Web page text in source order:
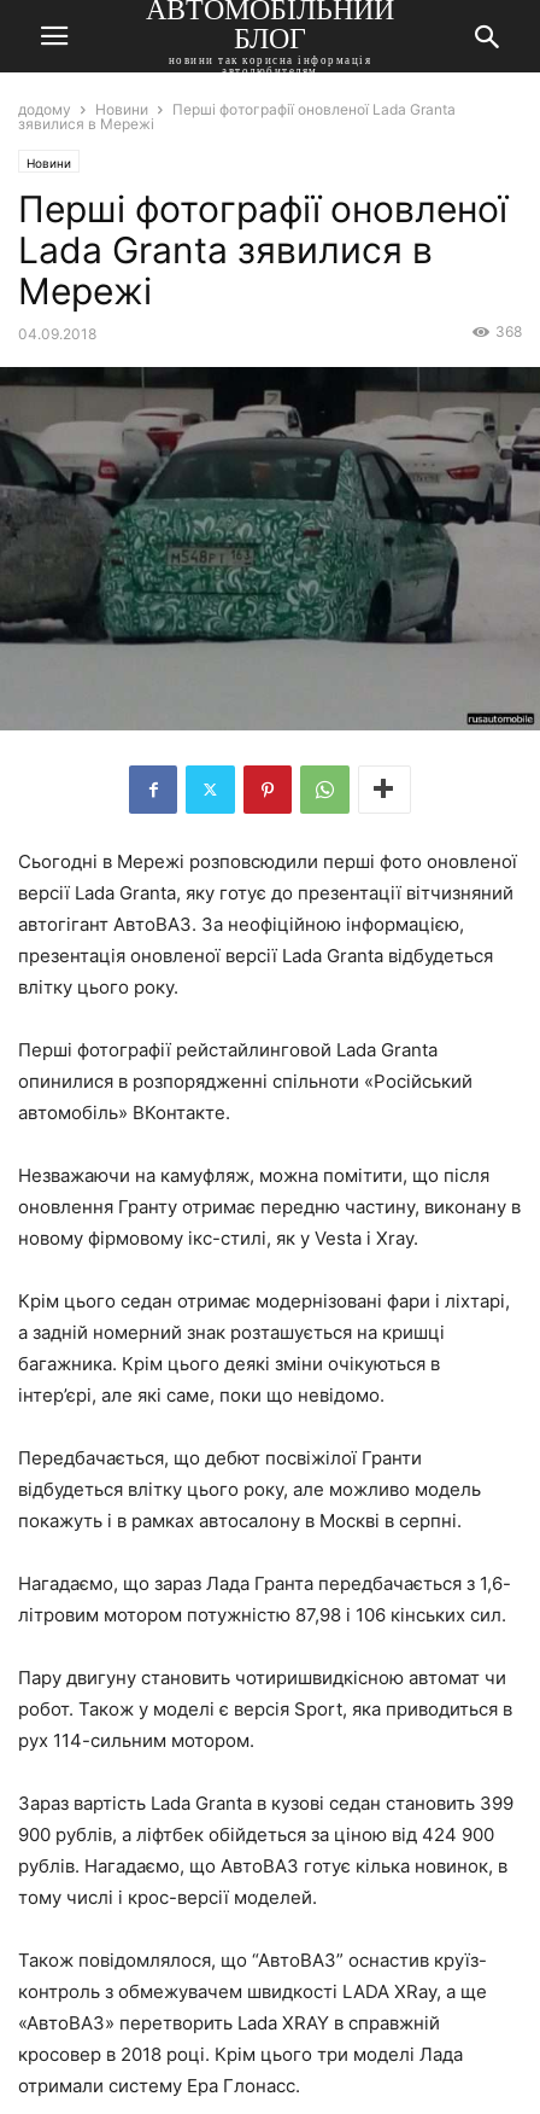
АВТОМОБІЛЬНИЙ
БЛОГ
новини так корисна інформація
автолюбителям
додому Новини
Перші фотографії оновленої Lada Granta
зявилися в Мережі
Новини
Перші фотографії оновленої
Lada Granta зявилися в
Мережі
04.09.2018 368
Сьогодні в Мережі розповсюдили перші фото оновленої
версії Lada Granta, яку готує до презентації вітчизняний
автогігант АвтоВАЗ. За неофіційною інформацією,
презентація оновленої версії Lada Granta відбудеться
влітку цього року.
Перші фотографії рейстайлинговой Lada Granta
опинилися в розпорядженні спільноти «Російський
автомобіль» ВКонтакте.
Незважаючи на камуфляж, можна помітити, що після
оновлення Гранту отримає передню частину, виконану в
новому фірмовому ікс-стилі, як у Vesta і Xray.
Крім цього седан отримає модернізовані фари і ліхтарі,
а задній номерний знак розташується на кришці
багажника. Крім цього деякі зміни очікуються в
інтер’єрі, але які саме, поки що невідомо.
Передбачається, що дебют посвіжілої Гранти
відбудеться влітку цього року, але можливо модель
покажуть і в рамках автосалону в Москві в серпні.
Нагадаємо, що зараз Лада Гранта передбачається з 1,6-
літровим мотором потужністю 87,98 і 106 кінських сил.
Пару двигуну становить чотиришвидкісною автомат чи
робот. Також у моделі є версія Sport, яка приводиться в
рух 114-сильним мотором.
Зараз вартість Lada Granta в кузові седан становить 399
900 рублів, а ліфтбек обійдеться за ціною від 424 900
рублів. Нагадаємо, що АвтоВАЗ готує кілька новинок, в
тому числі і крос-версії моделей.
Також повідомлялося, що “АвтоВАЗ” оснастив круїз-
контроль з обмежувачем швидкості LADA XRay, а ще
«АвтоВАЗ» перетворить Lada XRAY в справжній
кросовер в 2018 році. Крім цього три моделі Лада
отримали систему Ера Глонасс.